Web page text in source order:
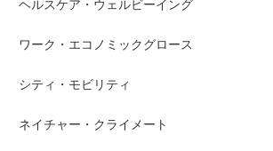
ヘルスケア・ウェルビーイング
ワーク・エコノミックグロース
シティ・モビリティ
ネイチャー・クライメート